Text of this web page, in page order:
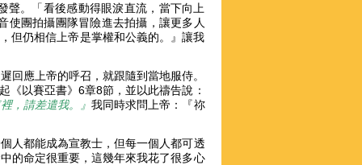
聲。「看後感動得眼淚直流，當下向上
使團拍攝團隊冒險進去拍攝，讓更多人
但仍相信上帝是掌權和公義的。』讓我
回應上帝的呼召，就跟隨到當地服侍。
《以賽亞書》6章8節，並以此禱告說：
，請差遣我。』我同時求問上帝：『祢
人都能成為宣教士，但每一個人都可透
的命定很重要，這幾年來我花了很多心